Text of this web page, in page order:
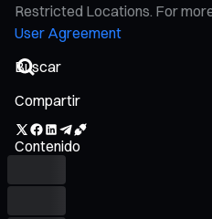
Restricted Locations. For
User Agreement
Compartir
Contenido